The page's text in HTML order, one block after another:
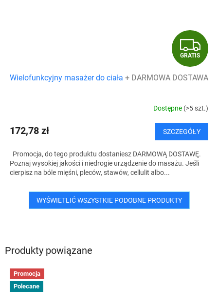
Produkty powiązane
Promocja
Polecane
G
R
A
T
I
S
GRATIS
Wielofunkcyjny masażer do ciała + DARMOWA DOSTAWA
Dostępne (>5 szt.)
172,78 zł SZCZEGÓŁY
Promocja, do tego produktu dostaniesz DARMOWĄ DOSTAWĘ.
Poznaj wysokiej jakości i niedrogie urządzenie do masażu. Jeśli
cierpisz na bóle mięśni, pleców, stawów, cellulit albo...
WYŚWIETLIĆ WSZYSTKIE PODOBNE PRODUKTY